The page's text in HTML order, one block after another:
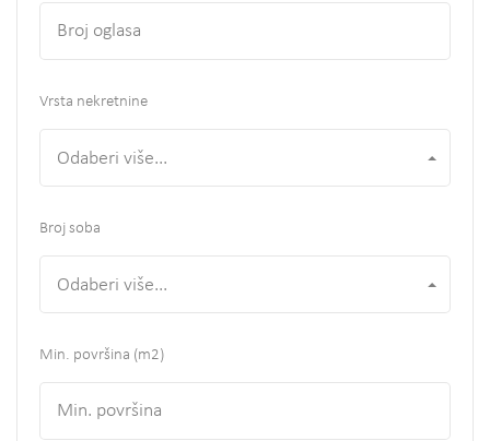
Vrsta nekretnine
Odaberi više...
Broj soba
Odaberi više...
Min. površina (m2)